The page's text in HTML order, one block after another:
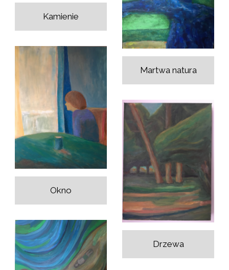
Kamienie
Martwa natura
Okno
Drzewa